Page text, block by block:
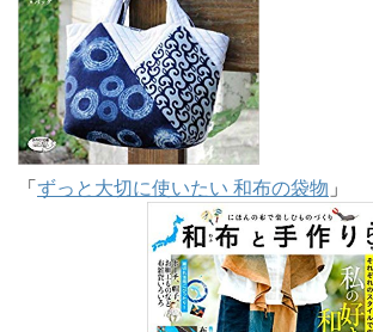
「 ずっと大切に使いたい 和布の袋物 」